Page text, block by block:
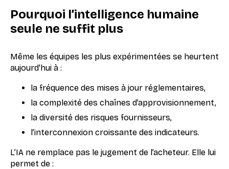
Pourquoi l’intelligence humaine
seule ne suffit plus
Même les équipes les plus expérimentées se heurtent
aujourd’hui à :
la fréquence des mises à jour réglementaires,
la complexité des chaînes d’approvisionnement,
la diversité des risques fournisseurs,
l’interconnexion croissante des indicateurs.
L’IA ne remplace pas le jugement de l’acheteur. Elle lui
permet de :